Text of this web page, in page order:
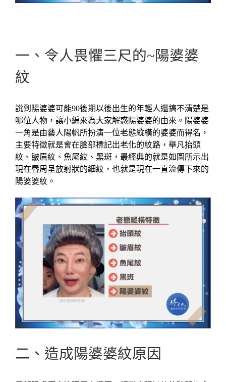
一、令人畏懼三尺的~陽婆婆
紋
說到陽婆婆可能90後期以後出生的年輕人還搞不清楚是
哪位人物，讓小編來為大家解惑陽婆婆的由來。陽婆婆
一角是由藝人陽帆所扮演一位老態縱橫的婆婆而得名，
主要特徵就是會在臉部標記出老化的紋路，舉凡抬頭
紋、皺眉紋、魚尾紋、黑斑，最經典的就是如圖所示出
現在唇周呈放射狀的細紋，也就是現在一直流傳下來的
陽婆婆紋。
二、造成陽婆婆紋原因